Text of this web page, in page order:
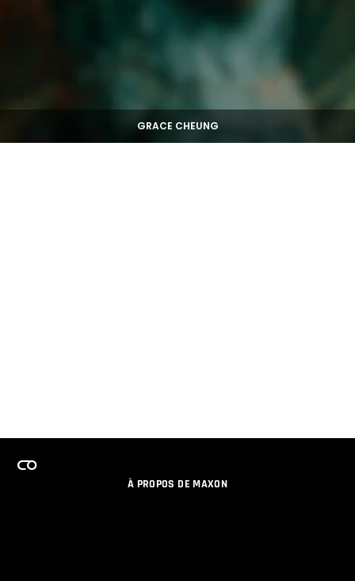
GRACE CHEUNG
À PROPOS DE MAXON